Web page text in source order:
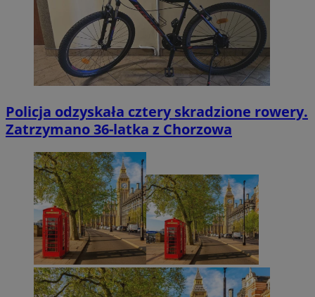
Policja odzyskała cztery skradzione rowery.
Zatrzymano 36-latka z Chorzowa